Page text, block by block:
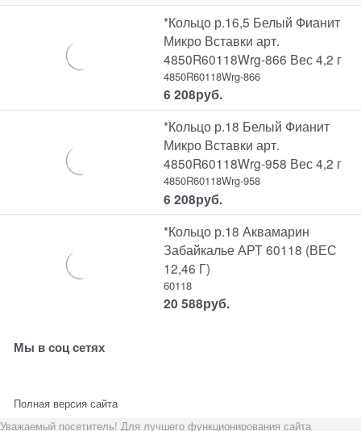
*Кольцо р.16,5 Белый Фианит
Микро Вставки арт.
4850R60118Wrg-866 Вес 4,2 г
4850R60118Wrg-866
6 208руб.
*Кольцо р.18 Белый Фианит
Микро Вставки арт.
4850R60118Wrg-958 Вес 4,2 г
4850R60118Wrg-958
6 208руб.
*Кольцо р.18 Аквамарин
Забайкалье АРТ 60118 (ВЕС
12,46 Г)
60118
20 588руб.
Мы в соц сетях
Полная версия сайта
Уважаемый посетитель! Для лучшего функционирования сайта